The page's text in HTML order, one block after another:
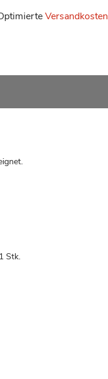
Versandkosten
Stk.